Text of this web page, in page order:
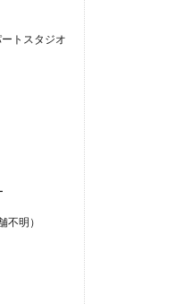
トスタジオ
不明）